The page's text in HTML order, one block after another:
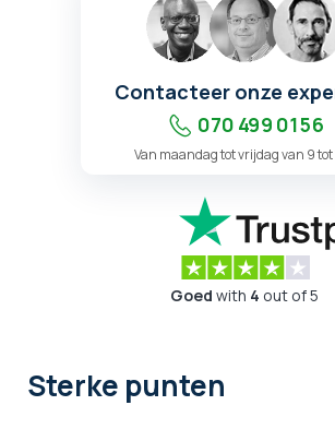
Contacteer onze
070 499 01 56
Van maandag tot vrijdag van 9 tot
Goed with 4 out of 5
Sterke punten